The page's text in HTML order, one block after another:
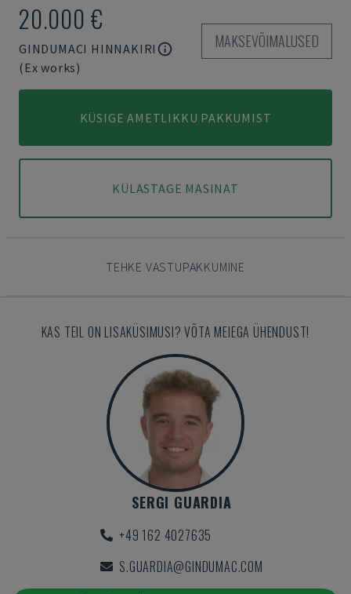
20.000 €
GINDUMACI HINNAKIRI
(Ex works)
MAKSEVÕIMALUSED
KÜSIGE AMETLIKKU PAKKUMIST
KÜLASTAGE MASINAT
TEHKE VASTUPAKKUMINE
KAS TEIL ON LISAKÜSIMUSI? VÕTA MEIEGA ÜHENDUST!
SERGI GUARDIA
+49 162 4027635
S.GUARDIA@GINDUMAC.COM